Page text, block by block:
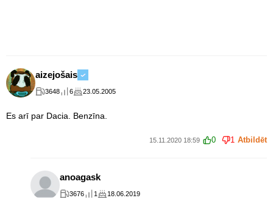
aizejošais
3648 6 23.05.2005
Es arī par Dacia. Benzīna.
15.11.2020 18:59 0 1 Atbildēt
anoagask
3676 1 18.06.2019